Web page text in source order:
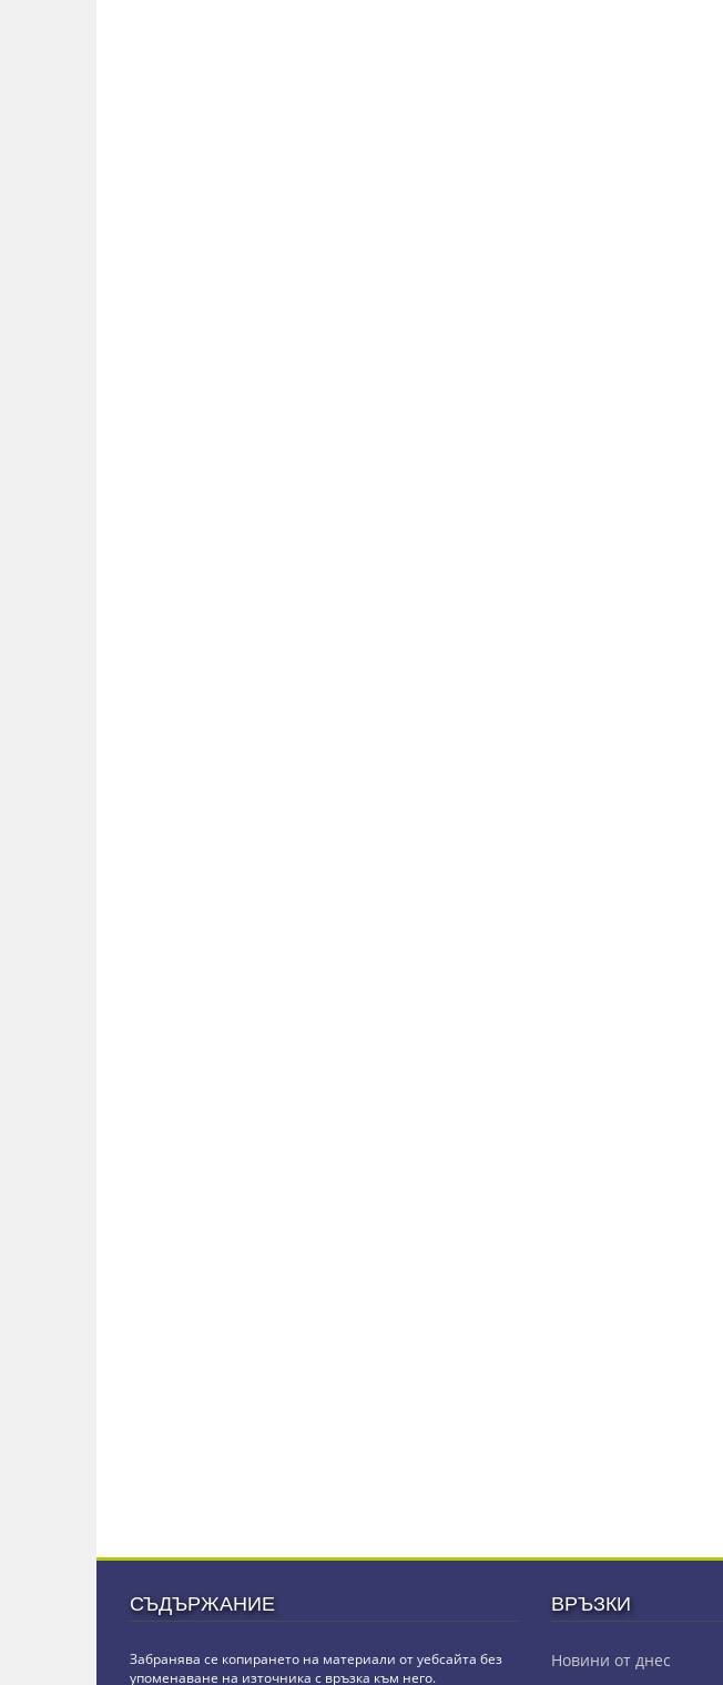
СЪДЪРЖАНИЕ
Забранява се копирането на материали от уебсайта без
упоменаване на източника с връзка към него.
ВРЪЗКИ
Новини от днес